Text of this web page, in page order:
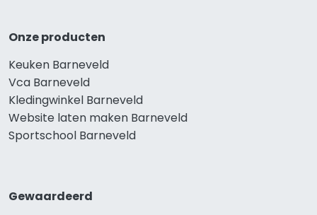
Onze producten
Keuken Barneveld
Vca Barneveld
Kledingwinkel Barneveld
Website laten maken Barneveld
Sportschool Barneveld
Gewaardeerd